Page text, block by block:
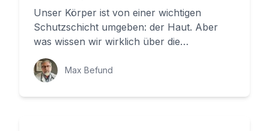
Unser Körper ist von einer wichtigen
Schutzschicht umgeben: der Haut. Aber
was wissen wir wirklich über die
verschiedenen Hautschichten? In diesem
Art...
Max Befund